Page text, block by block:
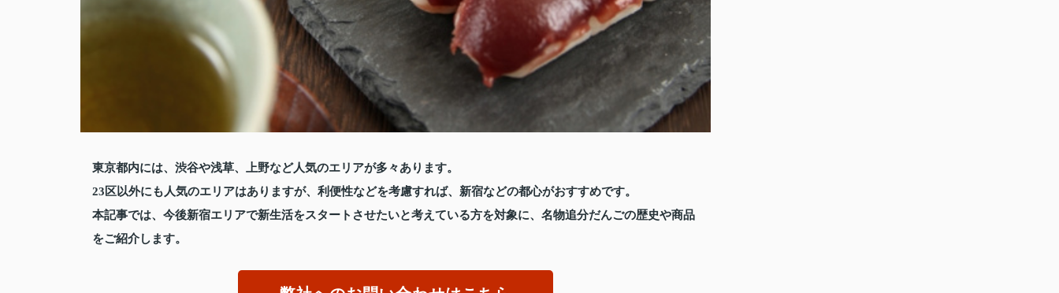
東京都内には、渋谷や浅草、上野など人気のエリアが多々あります。
23区以外にも人気のエリアはありますが、利便性などを考慮すれば、新宿などの都心がおすすめです。
本記事では、今後新宿エリアで新生活をスタートさせたいと考えている方を対象に、名物追分だんごの歴史や商品
をご紹介します。